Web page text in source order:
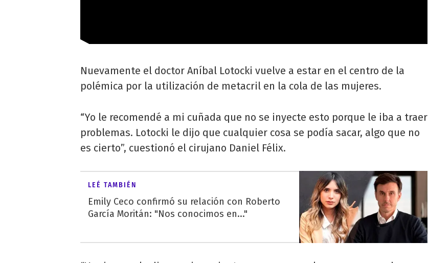
Nuevamente el doctor Aníbal Lotocki vuelve a estar en el centro de la
polémica por la utilización de metacril en la cola de las mujeres.
“Yo le recomendé a mi cuñada que no se inyecte esto porque le iba a traer
problemas. Lotocki le dijo que cualquier cosa se podía sacar, algo que no
es cierto”, cuestionó el cirujano Daniel Félix.
LEÉ TAMBIÉN
Emily Ceco confirmó su relación con Roberto
García Moritán: "Nos conocimos en..."